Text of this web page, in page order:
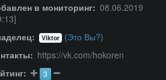
в мониторинг: 08.06.2019
Viktor (Это Вы?)
https://vk.com/hokoren
3